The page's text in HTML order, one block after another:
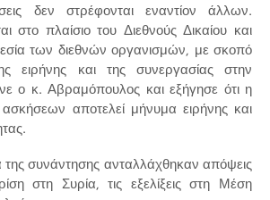
δεν στρέφονται εναντίον άλλων.
στο πλαίσιο του Διεθνούς Δικαίου και
των διεθνών οργανισμών, με σκοπό
ειρήνης και της συνεργασίας στην
ο κ. Αβραμόπουλος και εξήγησε ότι η
ασκήσεων αποτελεί μήνυμα ειρήνης και
της συνάντησης ανταλλάχθηκαν απόψεις
στη Συρία, τις εξελίξεις στη Μέση